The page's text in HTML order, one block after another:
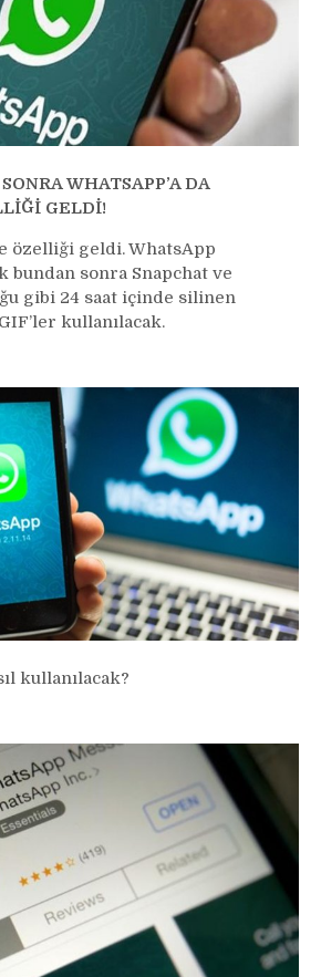
WHATSAPP’A DA
GELDİ!
özelliği geldi. WhatsApp
bundan sonra Snapchat ve
gibi 24 saat içinde silinen
kullanılacak.
kullanılacak?